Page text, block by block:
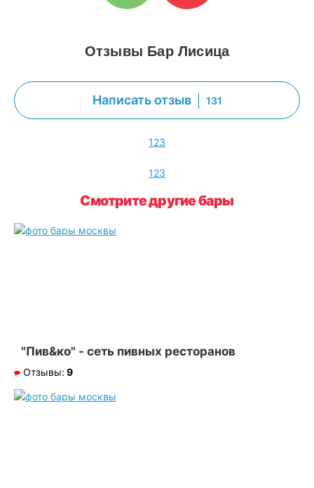
Отзывы Бар Лисица
Написать отзыв 131
123
123
Смотрите другие бары
"Пив&ко" - сеть пивных ресторанов
Отзывы: 9